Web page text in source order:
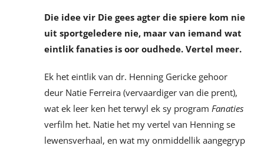
Die idee vir Die gees agter die spiere kom nie
uit sportgeledere nie, maar van iemand wat
eintlik fanaties is oor oudhede. Vertel meer.
Ek het eintlik van dr. Henning Gericke gehoor
deur Natie Ferreira (vervaardiger van die prent),
wat ek leer ken het terwyl ek sy program Fanaties
verfilm het. Natie het my vertel van Henning se
lewensverhaal, en wat my onmiddellik aangegryp